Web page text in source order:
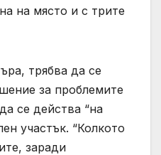
на място и с трите
трябва да се
за проблемите
се действа “на
участък. “Колкото
заради